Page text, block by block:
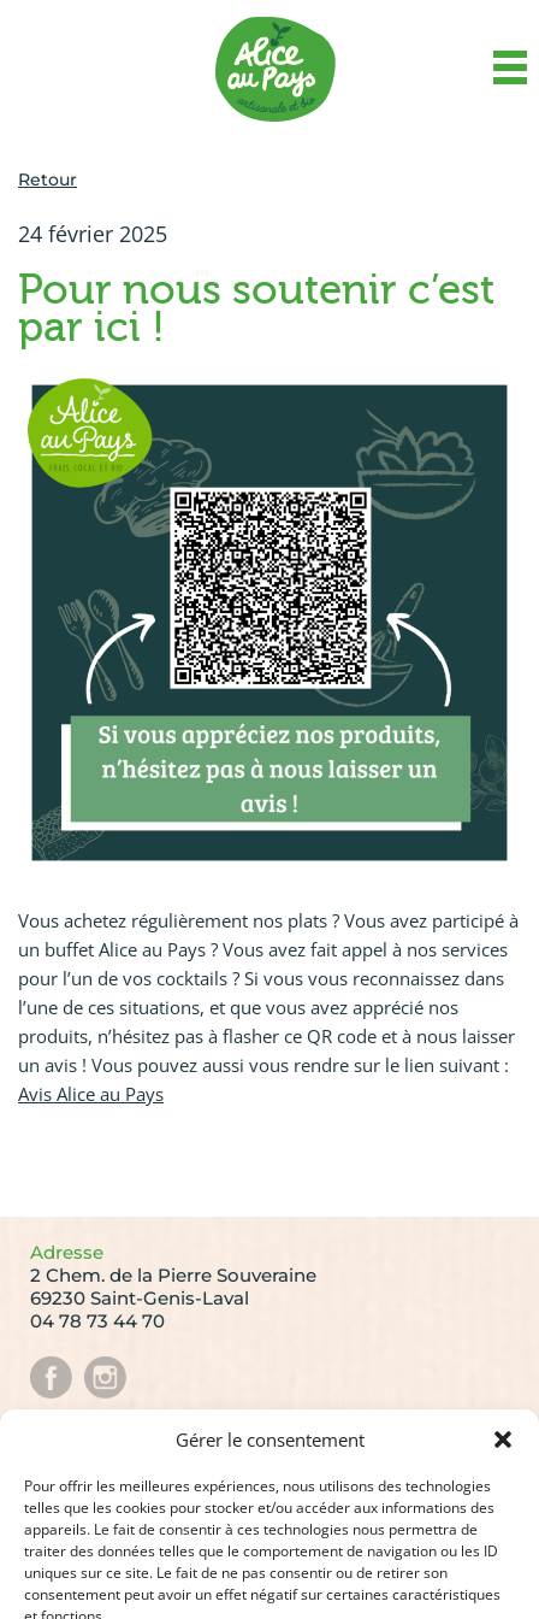
Gérer le consentement
Pour offrir les meilleures expériences, nous utilisons des technologies
telles que les cookies pour stocker et/ou accéder aux informations des
appareils. Le fait de consentir à ces technologies nous permettra de
traiter des données telles que le comportement de navigation ou les ID
uniques sur ce site. Le fait de ne pas consentir ou de retirer son
consentement peut avoir un effet négatif sur certaines caractéristiques
Retour
24 février 2025
Pour nous soutenir c’est
par ici !
Vous achetez régulièrement nos plats ? Vous avez participé à
un buffet Alice au Pays ? Vous avez fait appel à nos services
pour l’un de vos cocktails ? Si vous vous reconnaissez dans
l’une de ces situations, et que vous avez apprécié nos
produits, n’hésitez pas à flasher ce QR code et à nous laisser
un avis ! Vous pouvez aussi vous rendre sur le lien suivant :
Avis Alice au Pays
Adresse
2 Chem. de la Pierre Souveraine
69230 Saint-Genis-Laval
04 78 73 44 70
La Newsletter AliceauPays !
Valider
J'ai lu et j'acceptela politique de confidentialité du
site